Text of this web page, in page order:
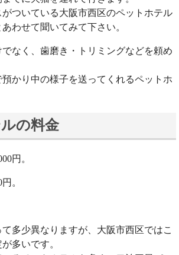
ついている大阪市西区のペットホテル
わせて聞いてみて下さい。
なく、歯磨き・トリミングなどを頼め
かり中の様子を送ってくれるペットホ
の料金
円。
。
多少異なりますが、大阪市西区ではこ
多いです。